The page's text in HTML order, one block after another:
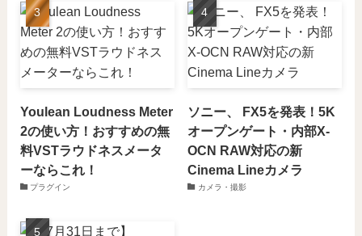
Youlean Loudness Meter
2の使い方！おすすめの無
料VSTラウドネスメータ
ーならこれ！
プラグイン
ソニー、 FX5を発表！5K
オープンゲート・内部X-
OCN RAW対応の新
Cinema Lineカメラ
カメラ・撮影